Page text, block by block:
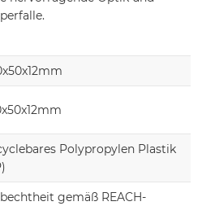
Polypropylen Plastik
gemäß REACH-